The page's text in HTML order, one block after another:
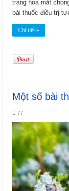
trạng hoa mắt
bài thuốc điều trị
Chi tiết »
Một số bài
77